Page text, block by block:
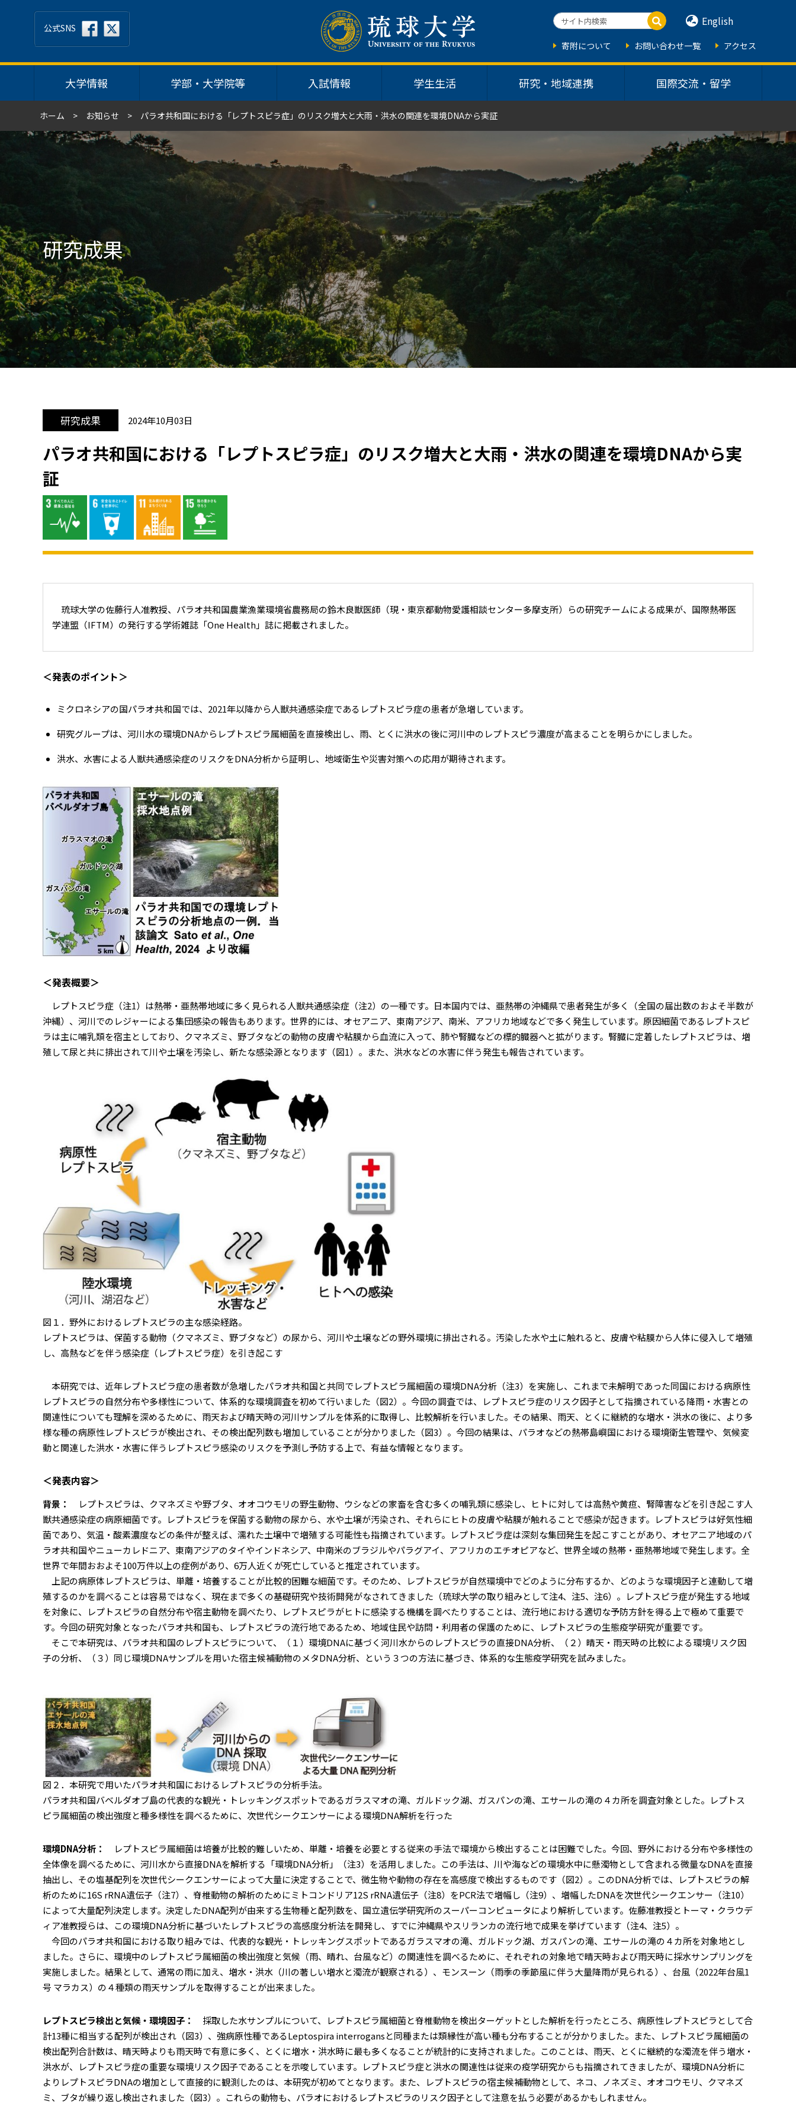
大学情報 学部・大学院等 入試情報 学生生活 研究・地域連携 国際交流・留学
公式SNS English
寄附について お問い合わせ一覧 アクセス
ホーム お知らせ パラオ共和国における「レプトスピラ症」のリスク増大と大雨・洪水の関連を環境DNAから実証
研究成果
研究成果 2024年10月03日
パラオ共和国における「レプトスピラ症」のリスク増大と大雨・洪水の関連を環境DNAから実
証
琉球大学の佐藤行人准教授、パラオ共和国農業漁業環境省農務局の鈴木良獣医師（現・東京都動物愛護相談センター多摩支所）らの研究チームによる成果が、国際熱帯医
学連盟（IFTM）の発行する学術雑誌「One Health」誌に掲載されました。
＜発表のポイント＞
ミクロネシアの国パラオ共和国では、2021年以降から人獣共通感染症であるレプトスピラ症の患者が急増しています。
研究グループは、河川水の環境DNAからレプトスピラ属細菌を直接検出し、雨、とくに洪水の後に河川中のレプトスピラ濃度が高まることを明らかにしました。
洪水、水害による人獣共通感染症のリスクをDNA分析から証明し、地域衛生や災害対策への応用が期待されます。
＜発表概要＞
レプトスピラ症（注1）は熱帯・亜熱帯地域に多く見られる人獣共通感染症（注2）の一種です。日本国内では、亜熱帯の沖縄県で患者発生が多く（全国の届出数のおよそ半数が
沖縄）、河川でのレジャーによる集団感染の報告もあります。世界的には、オセアニア、東南アジア、南米、アフリカ地域などで多く発生しています。原因細菌であるレプトスピ
ラは主に哺乳類を宿主としており、クマネズミ、野ブタなどの動物の皮膚や粘膜から血流に入って、肺や腎臓などの標的臓器へと拡がります。腎臓に定着したレプトスピラは、増
殖して尿と共に排出されて川や土壌を汚染し、新たな感染源となります（図1）。また、洪水などの水害に伴う発生も報告されています。
図１．野外におけるレプトスピラの主な感染経路。
レプトスピラは、保菌する動物（クマネズミ、野ブタなど）の尿から、河川や土壌などの野外環境に排出される。汚染した水や土に触れると、皮膚や粘膜から人体に侵入して増殖
し、高熱などを伴う感染症（レプトスピラ症）を引き起こす
本研究では、近年レプトスピラ症の患者数が急増したパラオ共和国と共同でレプトスピラ属細菌の環境DNA分析（注3）を実施し、これまで未解明であった同国における病原性
レプトスピラの自然分布や多様性について、体系的な環境調査を初めて行いました（図2）。今回の調査では、レプトスピラ症のリスク因子として指摘されている降雨・水害との
関連性についても理解を深めるために、雨天および晴天時の河川サンプルを体系的に取得し、比較解析を行いました。その結果、雨天、とくに継続的な増水・洪水の後に、より多
様な種の病原性レプトスピラが検出され、その検出配列数も増加していることが分かりました（図3）。今回の結果は、パラオなどの熱帯島嶼国における環境衛生管理や、気候変
動と関連した洪水・水害に伴うレプトスピラ感染のリスクを予測し予防する上で、有益な情報となります。
＜発表内容＞
背景：
レプトスピラは、クマネズミや野ブタ、オオコウモリの野生動物、ウシなどの家畜を含む多くの哺乳類に感染し、ヒトに対しては高熱や黄疸、腎障害などを引き起こす人
獣共通感染症の病原細菌です。レプトスピラを保菌する動物の尿から、水や土壌が汚染され、それらにヒトの皮膚や粘膜が触れることで感染が起きます。レプトスピラは好気性細
菌であり、気温・酸素濃度などの条件が整えば、濡れた土壌中で増殖する可能性も指摘されています。レプトスピラ症は深刻な集団発生を起こすことがあり、オセアニア地域のパ
ラオ共和国やニューカレドニア、東南アジアのタイやインドネシア、中南米のブラジルやパラグアイ、アフリカのエチオピアなど、世界全域の熱帯・亜熱帯地域で発生します。全
世界で年間おおよそ100万件以上の症例があり、6万人近くが死亡していると推定されています。
上記の病原体レプトスピラは、単離・培養することが比較的困難な細菌です。そのため、レプトスピラが自然環境中でどのように分布するか、どのような環境因子と連動して増
殖するのかを調べることは容易ではなく、現在まで多くの基礎研究や技術開発がなされてきました（琉球大学の取り組みとして注4、注5、注6）。レプトスピラ症が発生する地域
を対象に、レプトスピラの自然分布や宿主動物を調べたり、レプトスピラがヒトに感染する機構を調べたりすることは、流行地における適切な予防方針を得る上で極めて重要で
す。今回の研究対象となったパラオ共和国も、レプトスピラの流行地であるため、地域住民や訪問・利用者の保護のために、レプトスピラの生態疫学研究が重要です。
そこで本研究は、パラオ共和国のレプトスピラについて、（１）環境DNAに基づく河川水からのレプトスピラの直接DNA分析、（２）晴天・雨天時の比較による環境リスク因
子の分析、（３）同じ環境DNAサンプルを用いた宿主候補動物のメタDNA分析、という３つの方法に基づき、体系的な生態疫学研究を試みました。
図２．本研究で用いたパラオ共和国におけるレプトスピラの分析手法。
パラオ共和国バベルダオブ島の代表的な観光・トレッキングスポットであるガラスマオの滝、ガルドック湖、ガスパンの滝、エサールの滝の４カ所を調査対象とした。レプトス
ピラ属細菌の検出強度と種多様性を調べるために、次世代シークエンサーによる環境DNA解析を行った
環境DNA分析：
レプトスピラ属細菌は培養が比較的難しいため、単離・培養を必要とする従来の手法で環境から検出することは困難でした。今回、野外における分布や多様性の
全体像を調べるために、河川水から直接DNAを解析する「環境DNA分析」（注3）を活用しました。この手法は、川や海などの環境水中に懸濁物として含まれる微量なDNAを直接
抽出し、その塩基配列を次世代シークエンサーによって大量に決定することで、微生物や動物の存在を高感度で検出するものです（図2）。このDNA分析では、レプトスピラの解
析のために16S rRNA遺伝子（注7）、脊椎動物の解析のためにミトコンドリア12S rRNA遺伝子（注8）をPCR法で増幅し（注9）、増幅したDNAを次世代シークエンサー（注10）
によって大量配列決定します。決定したDNA配列が由来する生物種と配列数を、国立遺伝学研究所のスーパーコンピュータにより解析しています。佐藤准教授とトーマ・クラウデ
ィア准教授らは、この環境DNA分析に基づいたレプトスピラの高感度分析法を開発し、すでに沖縄県やスリランカの流行地で成果を挙げています（注4、注5）。
今回のパラオ共和国における取り組みでは、代表的な観光・トレッキングスポットであるガラスマオの滝、ガルドック湖、ガスパンの滝、エサールの滝の４カ所を対象地とし
ました。さらに、環境中のレプトスピラ属細菌の検出強度と気候（雨、晴れ、台風など）の関連性を調べるために、それぞれの対象地で晴天時および雨天時に採水サンプリングを
実施しました。結果として、通常の雨に加え、増水・洪水（川の著しい増水と濁流が観察される）、モンスーン（雨季の季節風に伴う大量降雨が見られる）、台風（2022年台風1
号 マラカス）の４種類の雨天サンプルを取得することが出来ました。
レプトスピラ検出と気候・環境因子：
採取した水サンプルについて、レプトスピラ属細菌と脊椎動物を検出ターゲットとした解析を行ったところ、病原性レプトスピラとして合
計13種に相当する配列が検出され（図3）、強病原性種であるLeptospira interrogansと同種または類縁性が高い種も分布することが分かりました。また、レプトスピラ属細菌の
検出配列合計数は、晴天時よりも雨天時で有意に多く、とくに増水・洪水時に最も多くなることが統計的に支持されました。このことは、雨天、とくに継続的な濁流を伴う増水・
洪水が、レプトスピラ症の重要な環境リスク因子であることを示唆しています。レプトスピラ症と洪水の関連性は従来の疫学研究からも指摘されてきましたが、環境DNA分析に
よりレプトスピラDNAの増加として直接的に観測したのは、本研究が初めてとなります。また、レプトスピラの宿主候補動物として、ネコ、ノネズミ、オオコウモリ、クマネズ
ミ、ブタが繰り返し検出されました（図3）。これらの動物も、パラオにおけるレプトスピラのリスク因子として注意を払う必要があるかもしれません。